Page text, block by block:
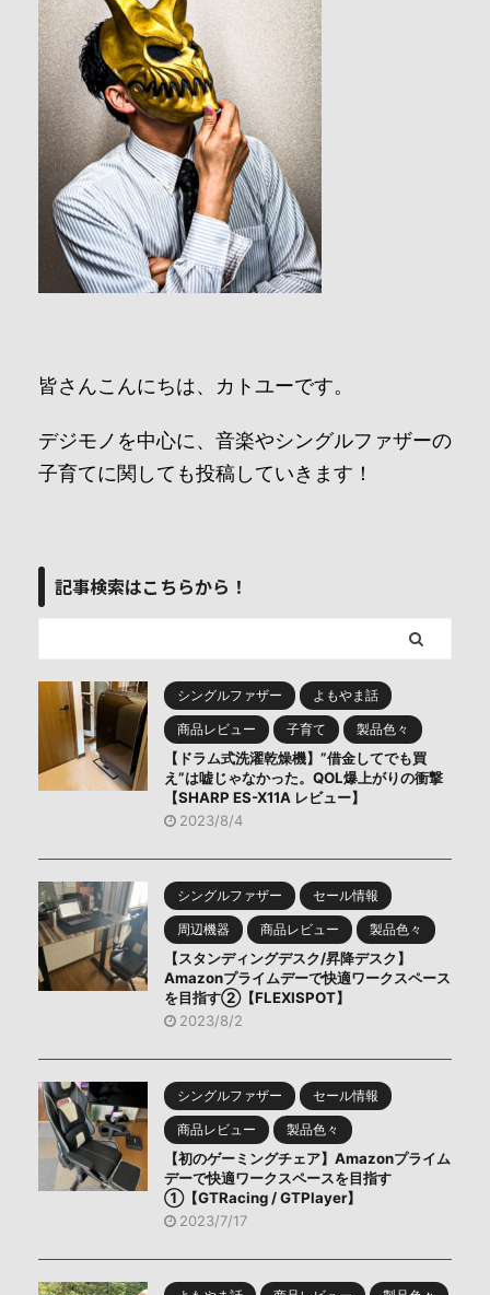
皆さんこんにちは、カトユーです。
デジモノを中心に、音楽やシングルファザーの
子育てに関しても投稿していきます！
記事検索はこちらから！
シングルファザー よもやま話
商品レビュー 子育て 製品色々
【ドラム式洗濯乾燥機】”借金してでも買
え”は嘘じゃなかった。QOL爆上がりの衝撃
【SHARP ES-X11A レビュー】
2023/8/4
シングルファザー セール情報
周辺機器 商品レビュー 製品色々
【スタンディングデスク/昇降デスク】
Amazonプライムデーで快適ワークスペース
を目指す②【FLEXISPOT】
2023/8/2
シングルファザー セール情報
商品レビュー 製品色々
【初のゲーミングチェア】Amazonプライム
デーで快適ワークスペースを目指す
①【GTRacing / GTPlayer】
2023/7/17